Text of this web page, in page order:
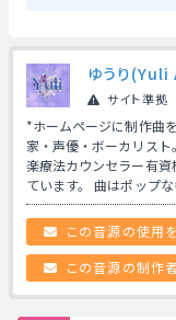
ゆうり
サイト準拠
*ホームページに制作曲
家・声優・ボーカリス
楽療法カウンセラー有
ています。 曲はポップ
この音源の使用
この音源の制作